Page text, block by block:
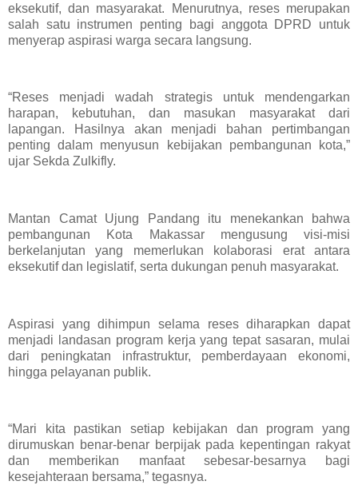
eksekutif, dan masyarakat. Menurutnya, reses merupakan
salah satu instrumen penting bagi anggota DPRD untuk
menyerap aspirasi warga secara langsung.
“Reses menjadi wadah strategis untuk mendengarkan
harapan, kebutuhan, dan masukan masyarakat dari
lapangan. Hasilnya akan menjadi bahan pertimbangan
penting dalam menyusun kebijakan pembangunan kota,”
ujar Sekda Zulkifly.
Mantan Camat Ujung Pandang itu menekankan bahwa
pembangunan Kota Makassar mengusung visi-misi
berkelanjutan yang memerlukan kolaborasi erat antara
eksekutif dan legislatif, serta dukungan penuh masyarakat.
Aspirasi yang dihimpun selama reses diharapkan dapat
menjadi landasan program kerja yang tepat sasaran, mulai
dari peningkatan infrastruktur, pemberdayaan ekonomi,
hingga pelayanan publik.
“Mari kita pastikan setiap kebijakan dan program yang
dirumuskan benar-benar berpijak pada kepentingan rakyat
dan memberikan manfaat sebesar-besarnya bagi
kesejahteraan bersama,” tegasnya.